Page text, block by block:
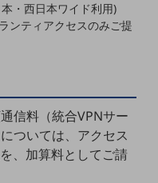
・西日本ワイド利用)
ンティアクセスのみご提
信料（統合VPNサー
ついては、アクセス
、加算料としてご請